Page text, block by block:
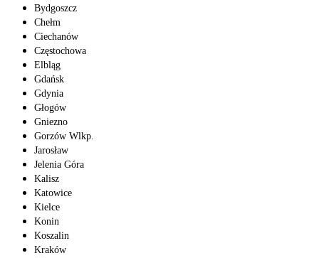
Bydgoszcz
Chełm
Ciechanów
Częstochowa
Elbląg
Gdańsk
Gdynia
Głogów
Gniezno
Gorzów Wlkp.
Jarosław
Jelenia Góra
Kalisz
Katowice
Kielce
Konin
Koszalin
Kraków